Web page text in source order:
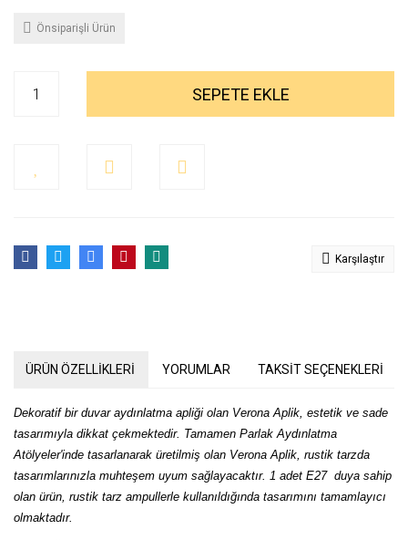
Önsiparişli Ürün
SEPETE EKLE
Karşılaştır
ÜRÜN ÖZELLİKLERİ YORUMLAR TAKSİT SEÇENEKLERİ
Dekoratif bir duvar aydınlatma apliği olan Verona Aplik, estetik ve sade
tasarımıyla dikkat çekmektedir. Tamamen Parlak Aydınlatma
Atölyeler'inde tasarlanarak üretilmiş olan Verona Aplik, rustik tarzda
tasarımlarınızla muhteşem uyum sağlayacaktır. 1 adet E27 duya sahip
olan ürün, rustik tarz ampullerle kullanıldığında tasarımını tamamlayıcı
olmaktadır.